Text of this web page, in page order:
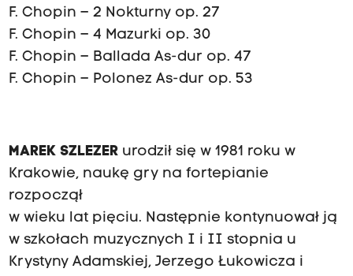
F. Chopin – 2 Nokturny op. 27
F. Chopin – 4 Mazurki op. 30
F. Chopin – Ballada As-dur op. 47
F. Chopin – Polonez As-dur op. 53
MAREK SZLEZER urodził się w 1981 roku w
Krakowie, naukę gry na fortepianie
rozpoczął
w wieku lat pięciu. Następnie kontynuował ją
w szkołach muzycznych I i II stopnia u
Krystyny Adamskiej, Jerzego Łukowicza i